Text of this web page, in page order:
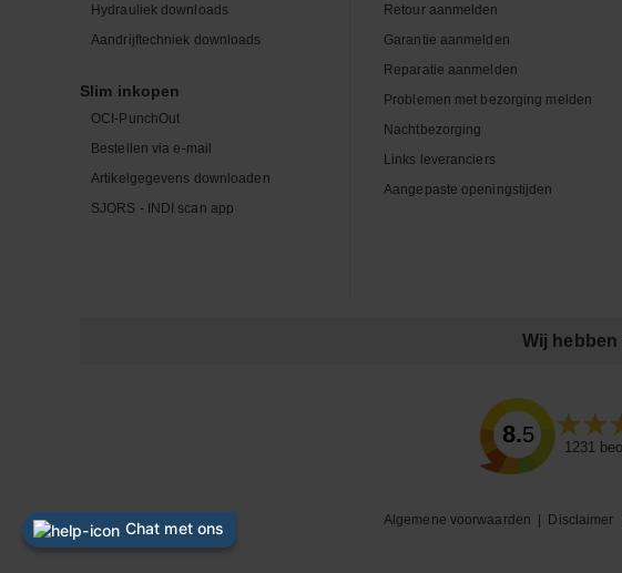
Hydrauliek downloads
Aandrijftechniek downloads
Slim inkopen
OCI-PunchOut
Bestellen via e-mail
Artikelgegevens downloaden
SJORS - INDI scan app
Retour aanmelden
Garantie aanmelden
Reparatie aanmelden
Problemen met bezorging melden
Nachtbezorging
Links leveranciers
Aangepaste openingstijden
Wij
8.5
1231
Algemene voorwaarden Disclaimer